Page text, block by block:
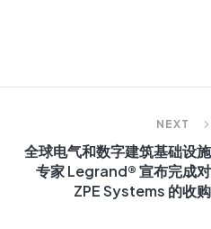
NEXT
全球电气和数字建筑基础设施
专家 Legrand® 宣布完成对
ZPE Systems 的收购